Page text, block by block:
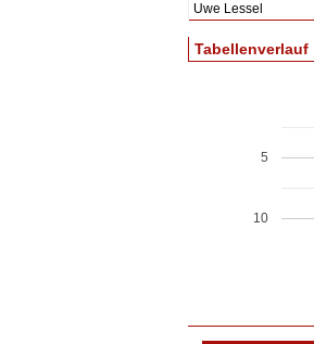
Uwe Lessel
Tabellenverlauf
5
10